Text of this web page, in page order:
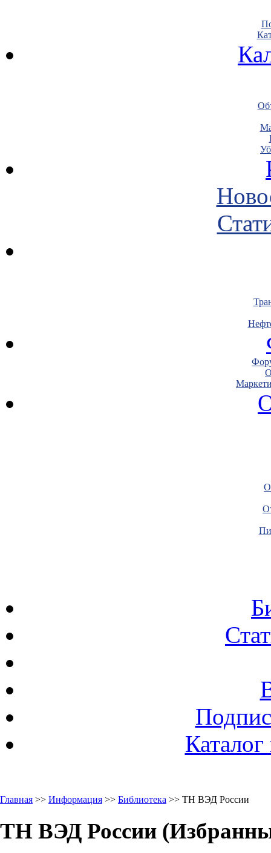
Главная >> Информация >> Библиотека >> ТН ВЭД России
ТН ВЭД России